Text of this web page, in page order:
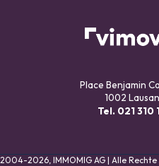
Place Benjamin
1002
Tel. 021 310
2004-2026, IMMOMIG AG | Alle